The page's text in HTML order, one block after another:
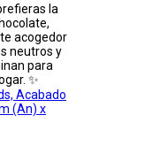
la
acogedor
neutros y
para
✨